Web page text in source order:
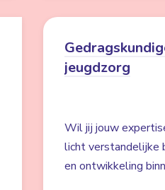
jeugdzorg
Wil jij jouw
licht verstandelijke
en ontwikkeling